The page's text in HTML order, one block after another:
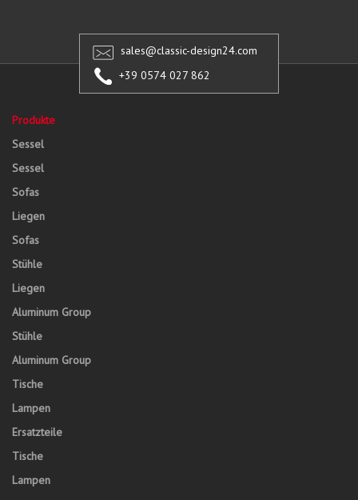
sales@classic-design24.com
+39 0574 027 862
Produkte
Sessel
Sessel
Sofas
Liegen
Sofas
Stühle
Liegen
Aluminum Group
Stühle
Aluminum Group
Tische
Lampen
Ersatzteile
Tische
Lampen